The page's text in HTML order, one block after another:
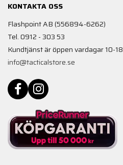
KONTAKTA OSS
Flashpoint AB (556894-6262)
Tel. 0912 - 303 53
Kundtjänst är öppen vardagar 10-18
info@tacticalstore.se